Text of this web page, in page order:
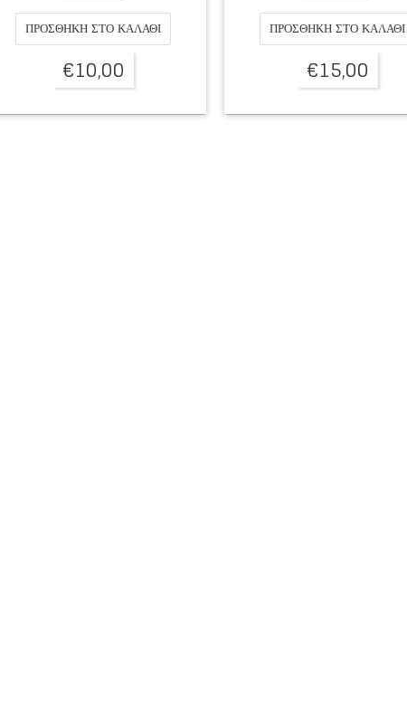
ΠΡΟΣΘΉΚΗ ΣΤΟ ΚΑΛΆΘΙ
€10,00
ΠΡΟΣΘΉΚΗ ΣΤΟ ΚΑΛΆΘΙ
€15,00